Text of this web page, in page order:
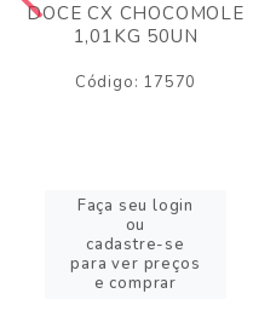
DOCE CX CHOCOMOLE
1,01KG 50UN
Código: 17570
Faça seu login
ou
cadastre-se
para ver preços
e comprar